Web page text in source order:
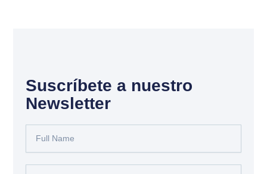
Suscríbete a nuestro
Newsletter
Name